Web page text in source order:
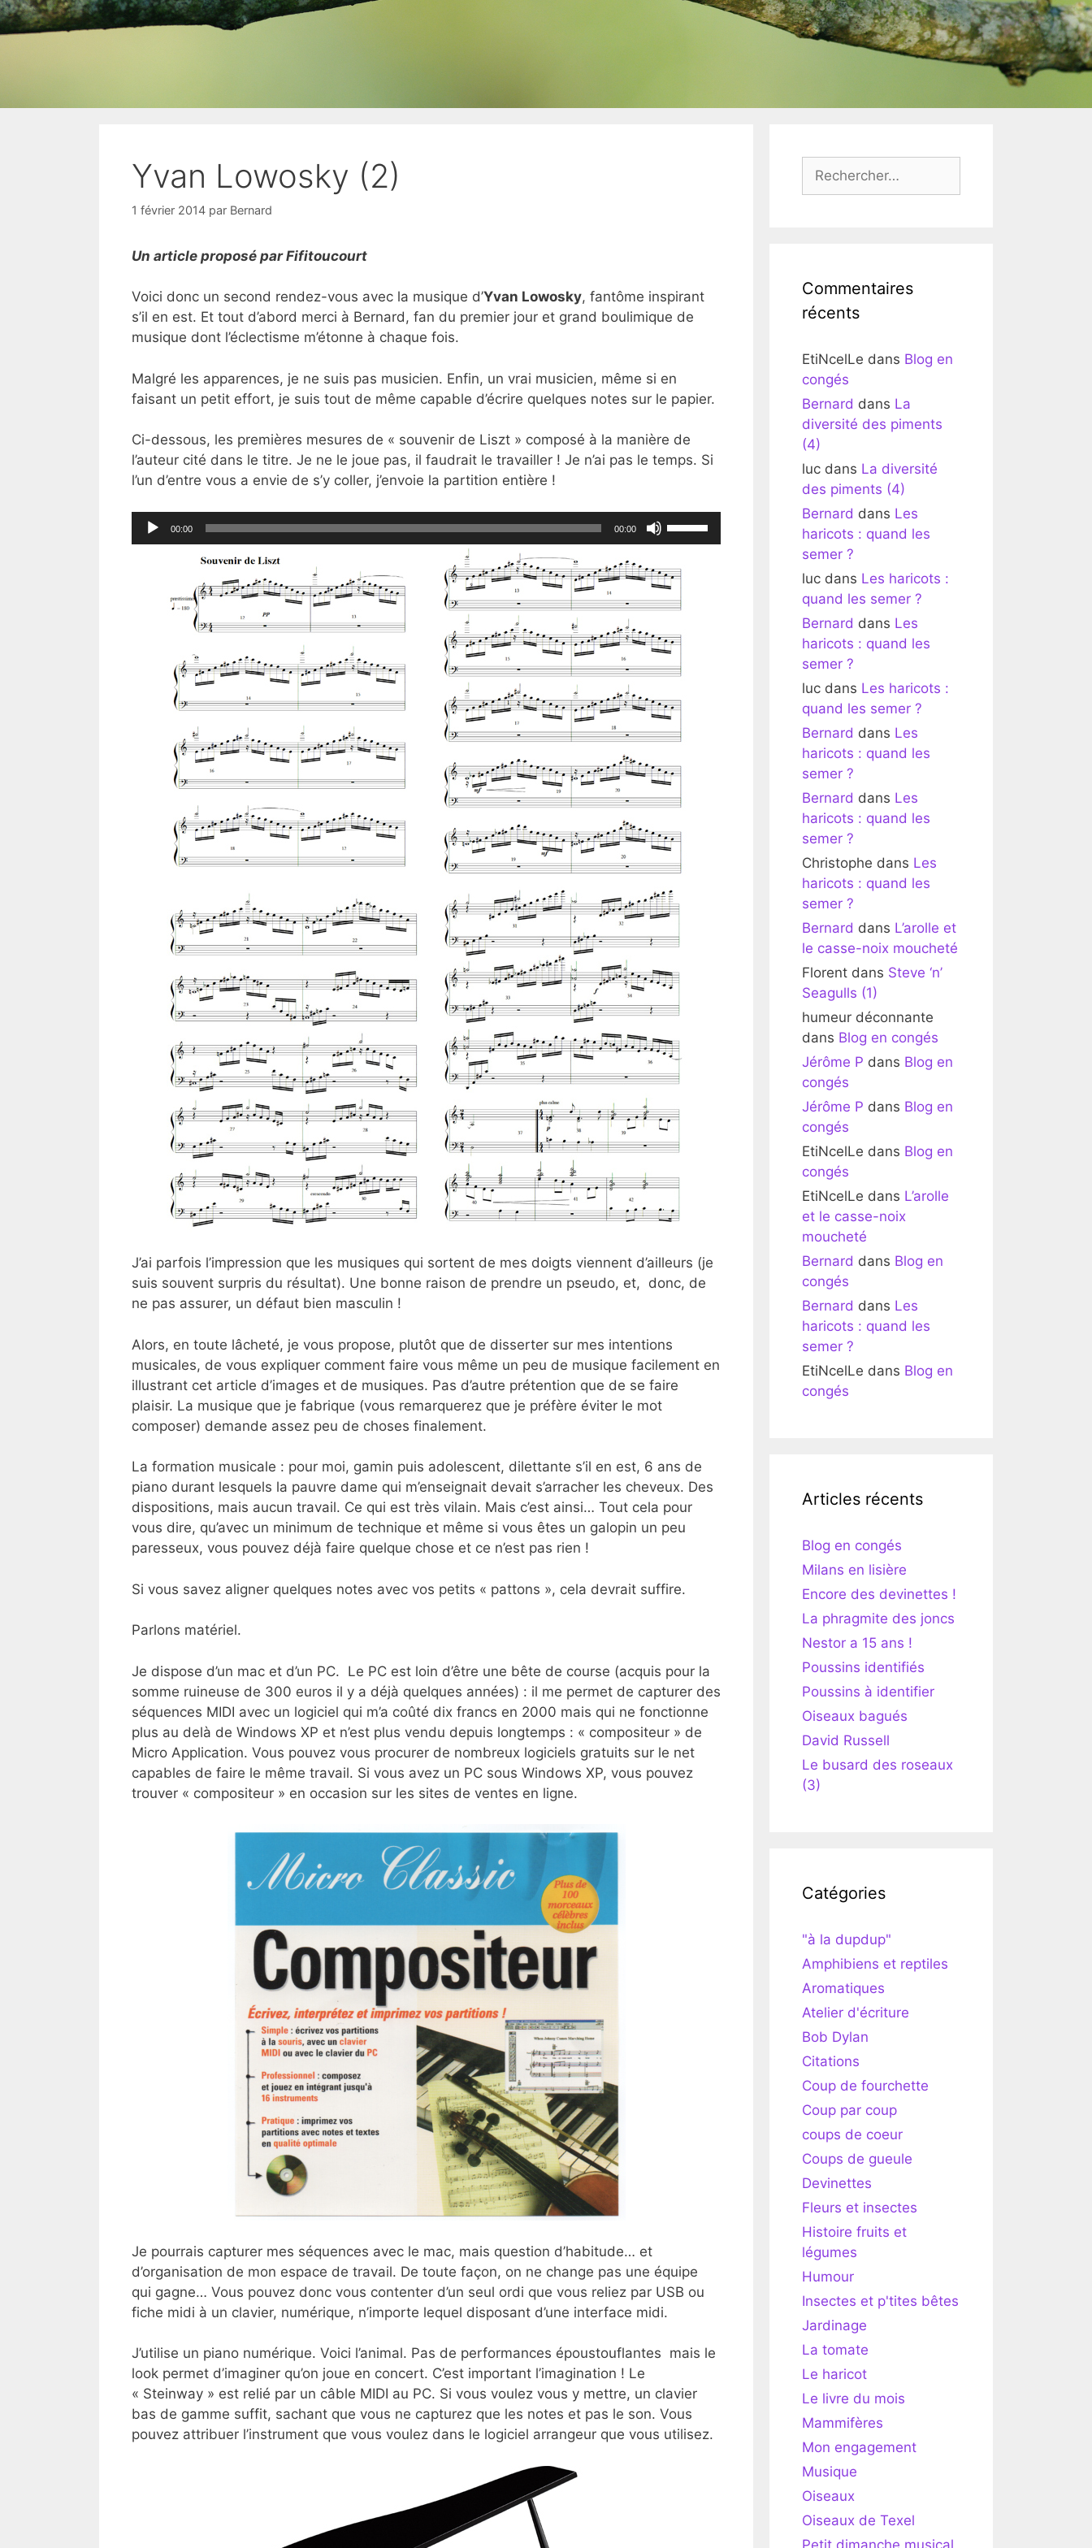
Yvan Lowosky (2)
1 février 2014 par Bernard
Un article proposé par Fifitoucourt
Voici donc un second rendez-vous avec la musique d’Yvan Lowosky, fantôme inspirant
s’il en est. Et tout d’abord merci à Bernard, fan du premier jour et grand boulimique de
musique dont l’éclectisme m’étonne à chaque fois.
Malgré les apparences, je ne suis pas musicien. Enfin, un vrai musicien, même si en
faisant un petit effort, je suis tout de même capable d’écrire quelques notes sur le papier.
Ci-dessous, les premières mesures de « souvenir de Liszt » composé à la manière de
l’auteur cité dans le titre. Je ne le joue pas, il faudrait le travailler ! Je n’ai pas le temps. Si
l’un d’entre vous a envie de s’y coller, j’envoie la partition entière !
Lecteur
audio
00:00 00:00
les
haut/bas
pour
ou
diminuer
volume.
J’ai parfois l’impression que les musiques qui sortent de mes doigts viennent d’ailleurs (je
suis souvent surpris du résultat). Une bonne raison de prendre un pseudo, et, donc, de
ne pas assurer, un défaut bien masculin !
Alors, en toute lâcheté, je vous propose, plutôt que de disserter sur mes intentions
musicales, de vous expliquer comment faire vous même un peu de musique facilement en
illustrant cet article d’images et de musiques. Pas d’autre prétention que de se faire
plaisir. La musique que je fabrique (vous remarquerez que je préfère éviter le mot
composer) demande assez peu de choses finalement.
La formation musicale : pour moi, gamin puis adolescent, dilettante s’il en est, 6 ans de
piano durant lesquels la pauvre dame qui m’enseignait devait s’arracher les cheveux. Des
dispositions, mais aucun travail. Ce qui est très vilain. Mais c’est ainsi… Tout cela pour
vous dire, qu’avec un minimum de technique et même si vous êtes un galopin un peu
paresseux, vous pouvez déjà faire quelque chose et ce n’est pas rien !
Si vous savez aligner quelques notes avec vos petits « pattons », cela devrait suffire.
Parlons matériel.
Je dispose d’un mac et d’un PC. Le PC est loin d’être une bête de course (acquis pour la
somme ruineuse de 300 euros il y a déjà quelques années) : il me permet de capturer des
séquences MIDI avec un logiciel qui m’a coûté dix francs en 2000 mais qui ne fonctionne
plus au delà de Windows XP et n’est plus vendu depuis longtemps : « compositeur » de
Micro Application. Vous pouvez vous procurer de nombreux logiciels gratuits sur le net
capables de faire le même travail. Si vous avez un PC sous Windows XP, vous pouvez
trouver « compositeur » en occasion sur les sites de ventes en ligne.
Je pourrais capturer mes séquences avec le mac, mais question d’habitude… et
d’organisation de mon espace de travail. De toute façon, on ne change pas une équipe
qui gagne… Vous pouvez donc vous contenter d’un seul ordi que vous reliez par USB ou
fiche midi à un clavier, numérique, n’importe lequel disposant d’une interface midi.
J’utilise un piano numérique. Voici l’animal. Pas de performances époustouflantes mais le
look permet d’imaginer qu’on joue en concert. C’est important l’imagination ! Le
« Steinway » est relié par un câble MIDI au PC. Si vous voulez vous y mettre, un clavier
bas de gamme suffit, sachant que vous ne capturez que les notes et pas le son. Vous
pouvez attribuer l’instrument que vous voulez dans le logiciel arrangeur que vous utilisez.
Commentaires
récents
EtiNcelLe dans Blog en
congés
Bernard dans La
diversité des piments
(4)
luc dans La diversité
des piments (4)
Bernard dans Les
haricots : quand les
semer ?
luc dans Les haricots :
quand les semer ?
Bernard dans Les
haricots : quand les
semer ?
luc dans Les haricots :
quand les semer ?
Bernard dans Les
haricots : quand les
semer ?
Bernard dans Les
haricots : quand les
semer ?
Christophe dans Les
haricots : quand les
semer ?
Bernard dans L’arolle et
le casse-noix moucheté
Florent dans Steve ‘n’
Seagulls (1)
humeur déconnante
dans Blog en congés
Jérôme P dans Blog en
congés
Jérôme P dans Blog en
congés
EtiNcelLe dans Blog en
congés
EtiNcelLe dans L’arolle
et le casse-noix
moucheté
Bernard dans Blog en
congés
Bernard dans Les
haricots : quand les
semer ?
EtiNcelLe dans Blog en
congés
Articles récents
Blog en congés
Milans en lisière
Encore des devinettes !
La phragmite des joncs
Nestor a 15 ans !
Poussins identifiés
Poussins à identifier
Oiseaux bagués
David Russell
Le busard des roseaux
(3)
Catégories
"à la dupdup"
Amphibiens et reptiles
Aromatiques
Atelier d'écriture
Bob Dylan
Citations
Coup de fourchette
Coup par coup
coups de coeur
Coups de gueule
Devinettes
Fleurs et insectes
Histoire fruits et
légumes
Humour
Insectes et p'tites bêtes
Jardinage
La tomate
Le haricot
Le livre du mois
Mammifères
Mon engagement
Musique
Oiseaux
Oiseaux de Texel
Petit dimanche musical